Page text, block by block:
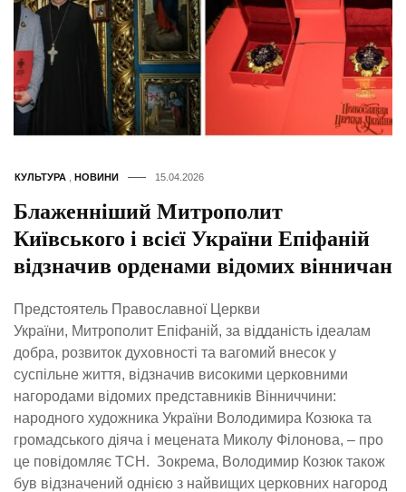
КУЛЬТУРА НОВИНИ 15.04.2026
Блаженніший Митрополит
Київського і всієї України Епіфаній
відзначив орденами відомих вінничан
Предстоятель Православної Церкви
України, Митрополит Епіфаній, за відданість ідеалам
добра, розвиток духовності та вагомий внесок у
суспільне життя, відзначив високими церковними
нагородами відомих представників Вінниччини:
народного художника України Володимира Козюка та
громадського діяча і мецената Миколу Філонова, – про
це повідомляє ТСН. Зокрема, Володимир Козюк також
був відзначений однією з найвищих церковних нагород